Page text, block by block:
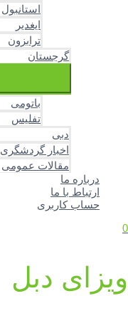
استانبول
ایغدیر
ترابزون
گرجستان
باتومی
تفلیس
دبی
اخبار گردشگری
مقالات عمومی
درباره ما
ارتباط با ما
حساب کاربری
0
ویزای دبل